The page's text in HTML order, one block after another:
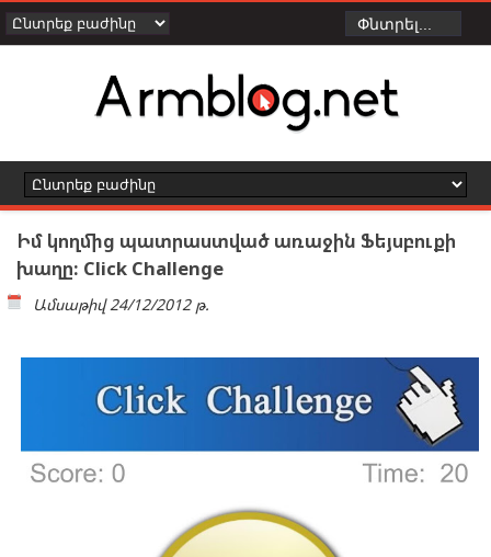
Իմ կողմից պատրաստված առաջին Ֆեյսբուքի
խաղը: Click Challenge
Ամսաթիվ 24/12/2012 թ.